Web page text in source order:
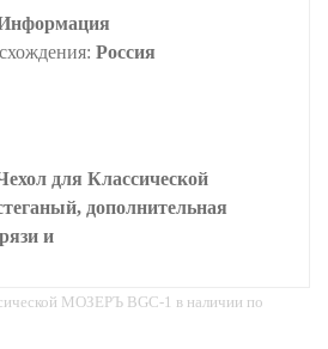
Россия
для Классической
дополнительная
и
МОЗЕРЪ BGC-1 в наличии по